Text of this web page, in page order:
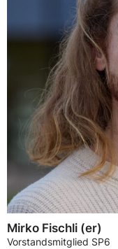
Mirko Fischli (er)
Vorstandsmitglied SP6